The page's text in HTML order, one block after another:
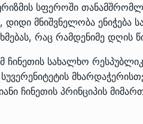
სფეროში
მნიშვნელობა ენიჭება
რაც რამდენიმე
ჩინეთის სახალხო
ჩინეთის პრინციპის